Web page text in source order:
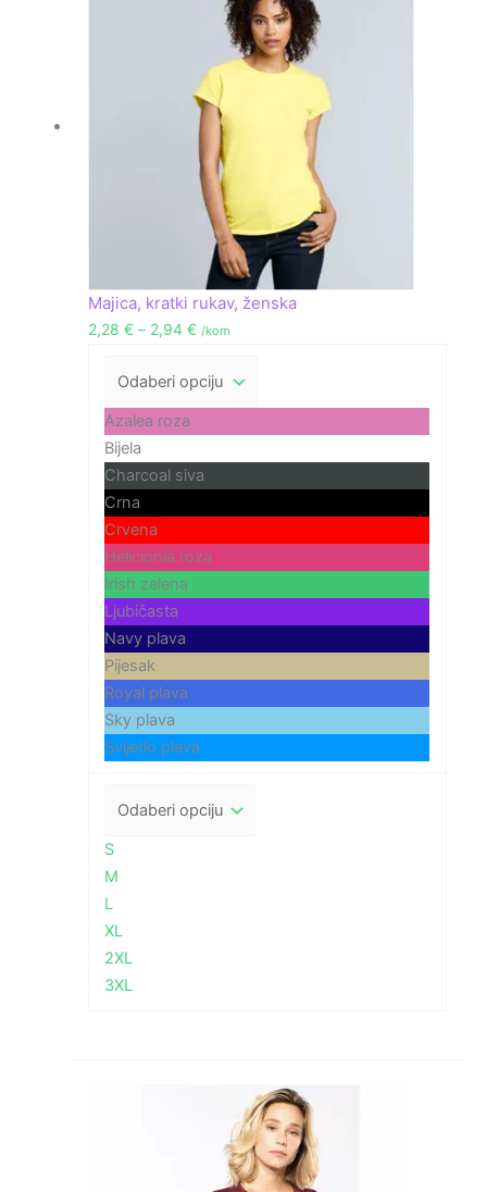
Majica, kratki rukav, ženska
2,28 € – 2,94 €
2,28 €
2,94 €
/kom
Azalea roza
Bijela
Charcoal siva
Crna
Crvena
Helicionia roza
Irish zelena
Ljubičasta
Navy plava
Pijesak
Royal plava
Sky plava
Svijetlo plava
S
M
L
XL
2XL
3XL
2,91 €